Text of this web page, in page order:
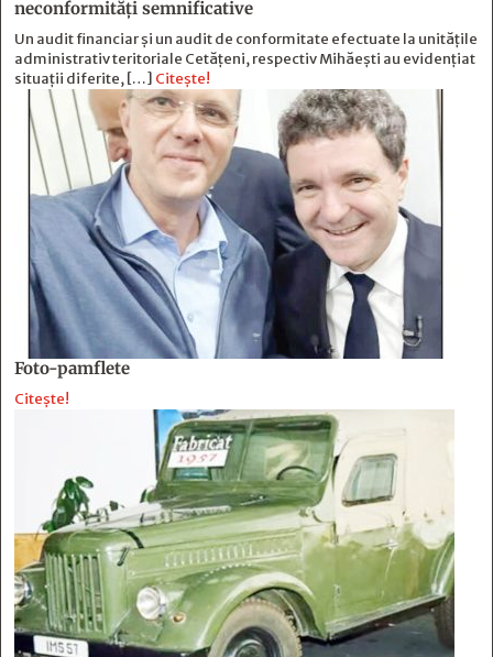
neconformităţi semnificative
Un audit financiar și un audit de conformitate efectuate la unitățile
administrativ teritoriale Cetățeni, respectiv Mihăești au evidențiat
situații diferite, […] Citește!
Foto-pamflete
Citește!